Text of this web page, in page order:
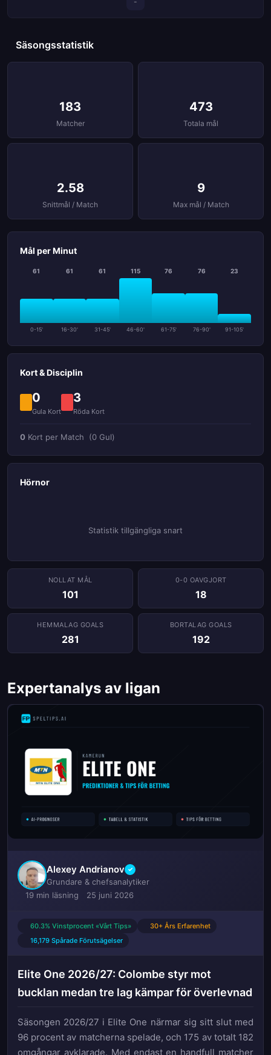
Säsongsstatistik
183
Matcher
473
Totala mål
2.58
Snittmål / Match
9
Max mål / Match
Mål per Minut
61
0-15'
61
16-30'
61
31-45'
115
46-60'
76
61-75'
76
76-90'
23
91-105'
Kort & Disciplin
0
Gula Kort
3
Röda Kort
0 Kort per Match (0 Gul)
Hörnor
Statistik tillgängliga snart
NOLLAT ​​MÅL
101
0-0 OAVGJORT
18
HEMMALAG GOALS
281
BORTALAG GOALS
192
Expertanalys av ligan
Alexey Andrianov ✓
Grundare & chefsanalytiker
19 min läsning
25 juni 2026
60.3% Vinstprocent «Vårt Tips»
30+ Års Erfarenhet
16,179 Spårade Förutsägelser
Elite One 2026/27: Colombe styr mot
bucklan medan tre lag kämpar för överlevnad
Säsongen 2026/27 i Elite One närmar sig sitt slut med
96 procent av matcherna spelade, och 175 av totalt 182
omgångar avklarade. Med endast en handfull matcher